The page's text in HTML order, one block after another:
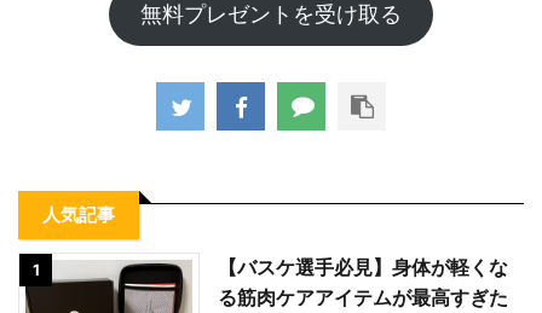
無料プレゼントを受け取る
人気記事
1
【バスケ選手必見】身体が軽くな
る筋肉ケアアイテムが最高すぎた